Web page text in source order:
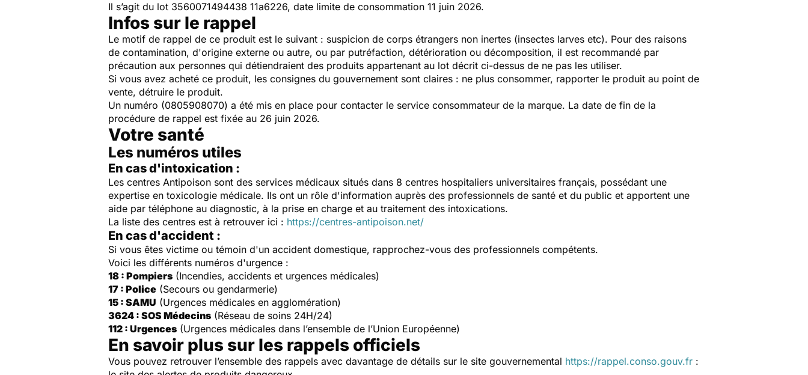
Il s’agit du lot 3560071494438 11a6226, date limite de consommation 11 juin 2026.
Infos sur le rappel
Le motif de rappel de ce produit est le suivant : suspicion de corps étrangers non inertes (insectes larves etc). Pour des raisons
de contamination, d'origine externe ou autre, ou par putréfaction, détérioration ou décomposition, il est recommandé par
précaution aux personnes qui détiendraient des produits appartenant au lot décrit ci-dessus de ne pas les utiliser.
Si vous avez acheté ce produit, les consignes du gouvernement sont claires : ne plus consommer, rapporter le produit au point de
vente, détruire le produit.
Un numéro (0805908070) a été mis en place pour contacter le service consommateur de la marque. La date de fin de la
procédure de rappel est fixée au 26 juin 2026.
Votre santé
Les numéros utiles
En cas d'intoxication :
Les centres Antipoison sont des services médicaux situés dans 8 centres hospitaliers universitaires français, possédant une
expertise en toxicologie médicale. Ils ont un rôle d'information auprès des professionnels de santé et du public et apportent une
aide par téléphone au diagnostic, à la prise en charge et au traitement des intoxications.
La liste des centres est à retrouver ici : https://centres-antipoison.net/
En cas d'accident :
Si vous êtes victime ou témoin d'un accident domestique, rapprochez-vous des professionnels compétents.
Voici les différents numéros d'urgence :
18 : Pompiers (Incendies, accidents et urgences médicales)
17 : Police (Secours ou gendarmerie)
15 : SAMU (Urgences médicales en agglomération)
3624 : SOS Médecins (Réseau de soins 24H/24)
112 : Urgences (Urgences médicales dans l’ensemble de l’Union Européenne)
En savoir plus sur les rappels officiels
Vous pouvez retrouver l’ensemble des rappels avec davantage de détails sur le site gouvernemental https://rappel.conso.gouv.fr :